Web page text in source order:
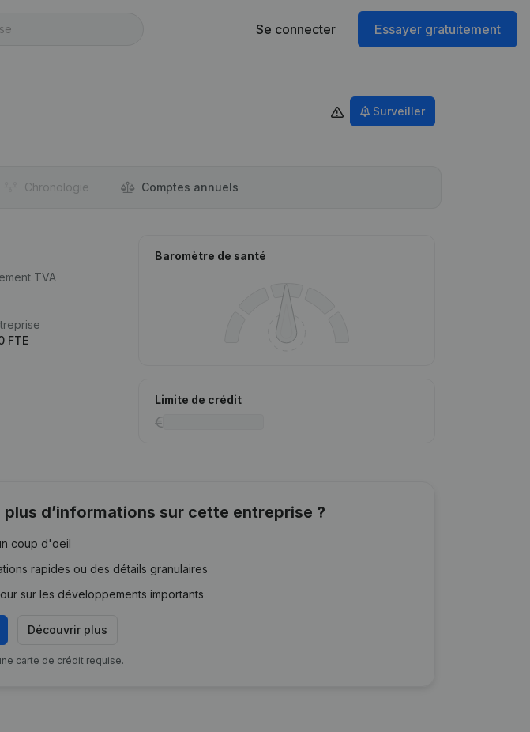
Se connecter Essayer gratuitement
Surveiller
Chronologie Comptes annuels
TVA
FTE
Baromètre de santé
Limite de crédit
d’informations sur cette entreprise ?
coup d'oeil
rapides ou des détails granulaires
sur les développements importants
Découvrir plus
carte de crédit requise.